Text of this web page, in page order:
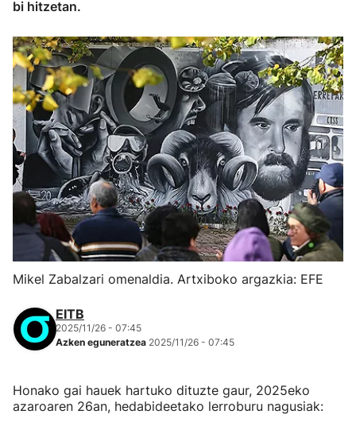
bi hitzetan.
Mikel Zabalzari omenaldia. Artxiboko argazkia: EFE
EITB
2025/11/26 - 07:45
Azken eguneratzea 2025/11/26 - 07:45
Honako gai hauek hartuko dituzte gaur, 2025eko
azaroaren 26an, hedabideetako lerroburu nagusiak: